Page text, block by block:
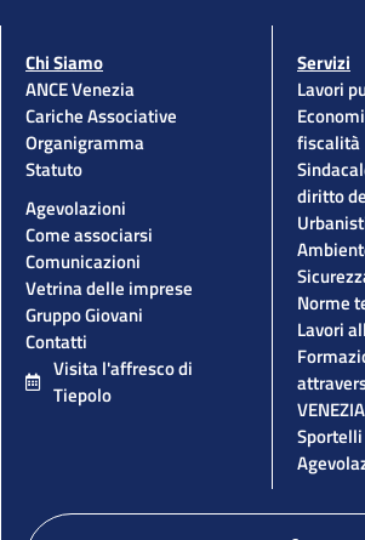
Chi Siamo
ANCE Venezia
Cariche Associative
Organigramma
Statuto
Agevolazioni
Come associarsi
Comunicazioni
Vetrina delle imprese
Gruppo Giovani
Contatti
Visita l'affresco di
Tiepolo
Servizi
Lavori
fiscalità
diritto
Norme
Lavori
VENEZIA
Sportelli